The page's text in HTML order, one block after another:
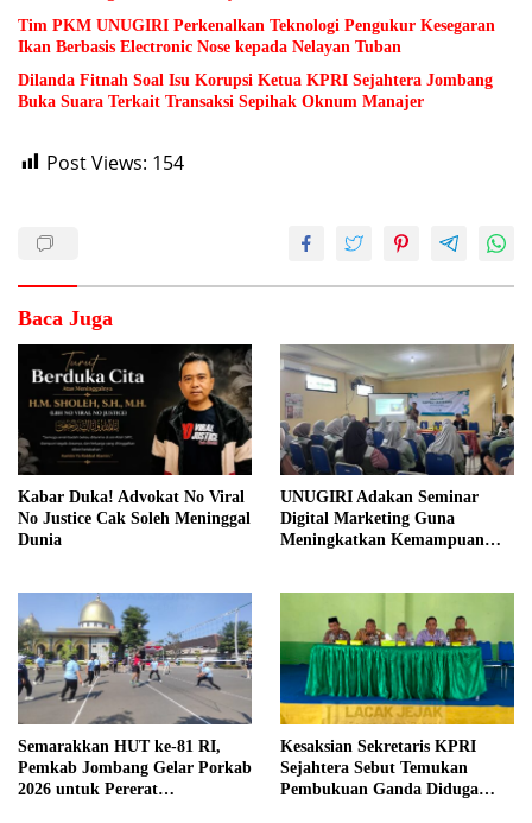
Tim PKM UNUGIRI Perkenalkan Teknologi Pengukur Kesegaran
Ikan Berbasis Electronic Nose kepada Nelayan Tuban
Dilanda Fitnah Soal Isu Korupsi Ketua KPRI Sejahtera Jombang
Buka Suara Terkait Transaksi Sepihak Oknum Manajer
Post Views: 154
Baca Juga
Kabar Duka! Advokat No Viral
No Justice Cak Soleh Meninggal
Dunia
UNUGIRI Adakan Seminar
Digital Marketing Guna
Meningkatkan Kemampuan
Semarakkan HUT ke-81 RI,
Pemkab Jombang Gelar Porkab
2026 untuk Pererat
Kesaksian Sekretaris KPRI
Sejahtera Sebut Temukan
Pembukuan Ganda Diduga